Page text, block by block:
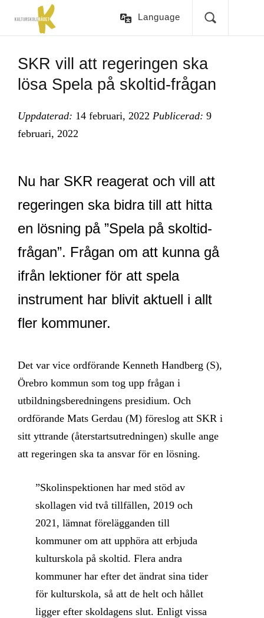
Language
SKR vill att regeringen ska
lösa Spela på skoltid-frågan
Uppdaterad: 14 februari, 2022 Publicerad: 9
februari, 2022
Nu har SKR reagerat och vill att
regeringen ska bidra till att hitta
en lösning på ”Spela på skoltid-
frågan”. Frågan om att kunna gå
ifrån lektioner för att spela
instrument har blivit aktuell i allt
fler kommuner.
Det var vice ordförande Kenneth Handberg (S),
Örebro kommun som tog upp frågan i
utbildningsberedningens presidium. Och
ordförande Mats Gerdau (M) föreslog att SKR i
sitt yttrande (återstartsutredningen) skulle ange
att regeringen ska ta ansvar för en lösning.
”Skolinspektionen har med stöd av
skollagen vid två tillfällen, 2019 och
2021, lämnat förelägganden till
kommuner om att upphöra att erbjuda
kulturskola på skoltid. Flera andra
kommuner har efter det ändrat sina tider
för kulturskola, så att de helt och hållet
ligger efter skoldagens slut. Enligt vissa